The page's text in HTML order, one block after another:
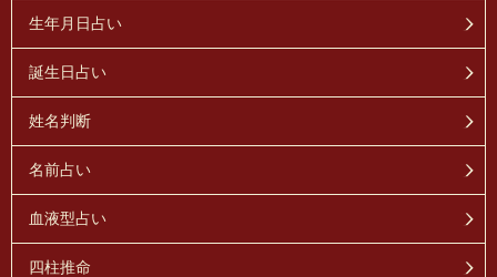
生年月日占い
誕生日占い
姓名判断
名前占い
血液型占い
四柱推命